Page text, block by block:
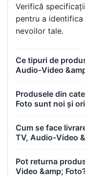
Verifică
pentru a
nevoilor tale.
Ce tipuri de
Audio-Video
Produsele din
Foto sunt noi și
Cum se face
TV, Audio-Video
Pot returna
Video &amp;